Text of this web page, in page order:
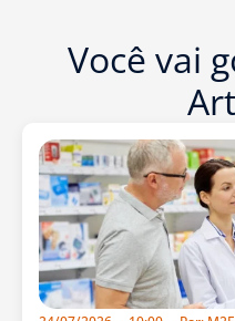
Você vai